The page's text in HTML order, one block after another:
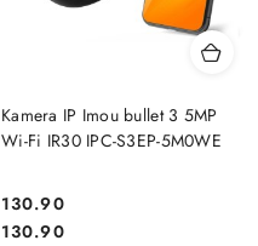
Kamera IP Imou bullet 3 5MP
Wi-Fi IR30 IPC-S3EP-5M0WE
Cena:
130.90
Cena:
130.90